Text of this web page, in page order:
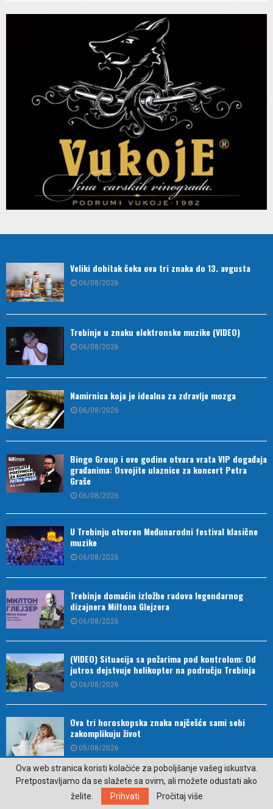
Veliki dobitak čeka ova tri znaka do 13. avgusta
06/08/2026
Trebinje u znaku elektronske muzike (VIDEO)
06/08/2026
Namirnica koja je idealna za zdravlje mozga
06/08/2026
Bingo Group i ove godine otvara vrata VIP događaja
građanima: Osvojite ulaznice za koncert Petra
Graše
06/08/2026
U Trebinju otvoren Međunarodni festival klasične
muzike
06/08/2026
Trebinje domaćin izložbe radova legendarnog
dizajnera Miltona Glejzera
06/08/2026
(VIDEO) Situacija sa požarima pod kontrolom: Od
jutros dejstvuje helikopter na području Trebinja
06/08/2026
Ova tri horoskopska znaka najčešće sami sebi
zakomplikuju život
05/08/2026
Ne izbjegavajte lan zbog gužvanja: Ovi trikovi
čuvaju njegov uredan izgled cijeli dan
Ova web stranica koristi kolačiće za poboljšanje vašeg iskustva.
Pretpostavljamo da se slažete sa ovim, ali možete odustati ako
želite.
Prihvati Pročitaj više